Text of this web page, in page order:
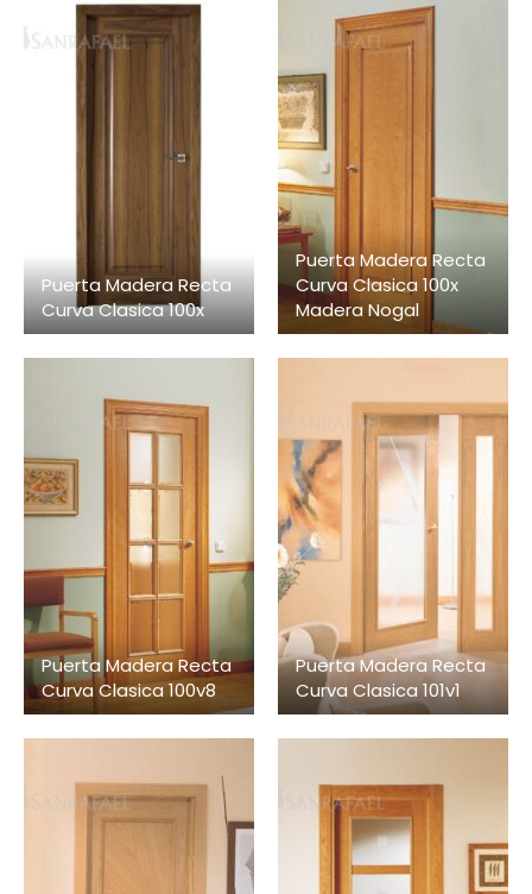
Puerta Madera Recta
Curva Clasica 100x
Puerta Madera Recta
Curva Clasica 100x
Madera Nogal
Puerta Madera Recta
Curva Clasica 100v8
Puerta Madera Recta
Curva Clasica 101v1